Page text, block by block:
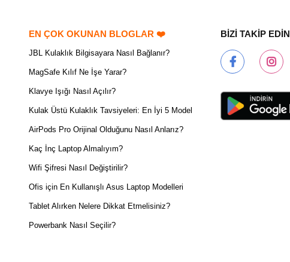
EN ÇOK OKUNAN BLOGLAR ❤️
JBL Kulaklık Bilgisayara Nasıl Bağlanır?
MagSafe Kılıf Ne İşe Yarar?
Klavye Işığı Nasıl Açılır?
Kulak Üstü Kulaklık Tavsiyeleri: En İyi 5 Model
AirPods Pro Orijinal Olduğunu Nasıl Anlarız?
Kaç İnç Laptop Almalıyım?
Wifi Şifresi Nasıl Değiştirilir?
Ofis için En Kullanışlı Asus Laptop Modelleri
Tablet Alırken Nelere Dikkat Etmelisiniz?
Powerbank Nasıl Seçilir?
BİZİ TAKİP EDİN